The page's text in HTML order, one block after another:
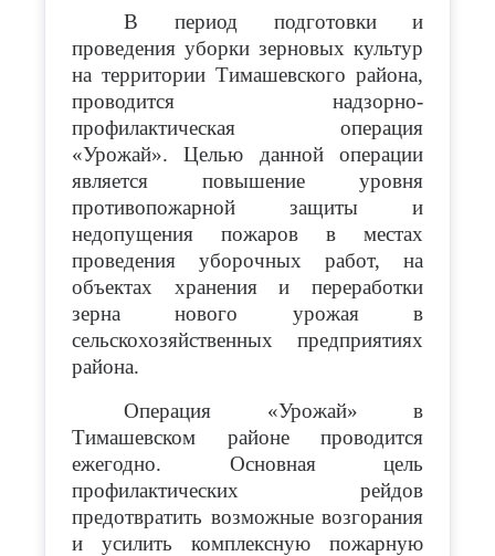
В период подготовки и
проведения уборки зерновых культур
на территории Тимашевского района,
проводится надзорно-
профилактическая операция
«Урожай». Целью данной операции
является повышение уровня
противопожарной защиты и
недопущения пожаров в местах
проведения уборочных работ, на
объектах хранения и переработки
зерна нового урожая в
сельскохозяйственных предприятиях
района.
Операция «Урожай» в
Тимашевском районе проводится
ежегодно. Основная цель
профилактических рейдов
предотвратить возможные возгорания
и усилить комплексную пожарную